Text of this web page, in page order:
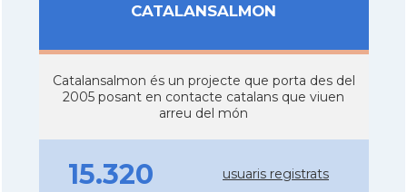
CATALANSALMON
Catalansalmon és un projecte que porta des del
2005 posant en contacte catalans que viuen
arreu del món
15.320 usuaris registrats